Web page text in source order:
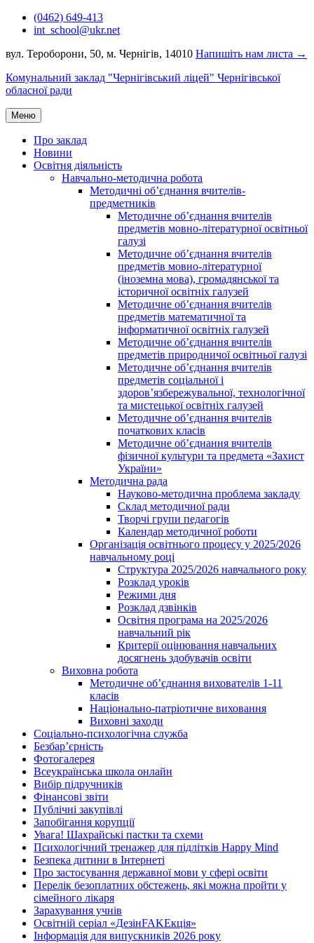
Перейти(0462) 649-413
int_school@ukr.net
вул. Тероборони, 50, м. Чернігів, 14010 Напишіть нам листа →
Комунальний заклад "Чернігівський ліцей" Чернігівської
обласної ради
Меню
Про заклад
Новини
Освітня діяльність
Навчально-методична робота
Методичні об’єднання вчителів-
предметників
Методичне об’єднання вчителів
предметів мовно-літературної освітньої
галузі
Методичне об’єднання вчителів
предметів мовно-літературної
(іноземна мова), громадянської та
історичної освітніх галузей
Методичне об’єднання вчителів
предметів математичної та
інформатичної освітніх галузей
Методичне об’єднання вчителів
предметів природничої освітньої галузі
Методичне об’єднання вчителів
предметів соціальної і
здоров’язбережувальної, технологічної
та мистецької освітніх галузей
Методичне об’єднання вчителів
початкових класів
Методичне об’єднання вчителів
фізичної культури та предмета «Захист
України»
Методична рада
Науково-методична проблема закладу
Склад методичної ради
Творчі групи педагогів
Календар методичної роботи
Організація освітнього процесу у 2025/2026
навчальному році
Структура 2025/2026 навчального року
Розклад уроків
Режими дня
Розклад дзвінків
Освітня програма на 2025/2026
навчальний рік
Критерії оцінювання навчальних
досягнень здобувачів освіти
Виховна робота
Методичне об’єднання вихователів 1-11
класів
Національно-патріотичне виховання
Виховні заходи
Соціально-психологічна служба
Безбар’єрність
Фотогалерея
Всеукраїнська школа онлайн
Вибір підручників
Фінансові звіти
Публічні закупівлі
Запобігання корупції
Увага! Шахрайські пастки та схеми
Психологічний тренажер для підлітків Happy Mind
Безпека дитини в Інтернеті
Про застосування державної мови у сфері освіти
Перелік безоплатних обстежень, які можна пройти у
сімейного лікаря
Зарахування учнів
Освітній серіал «ДезінFAKEкція»
Інформація для випускників 2026 року